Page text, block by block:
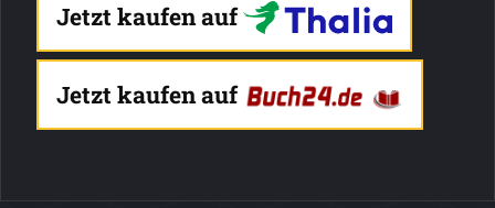
Jetzt kaufen auf
Jetzt kaufen auf